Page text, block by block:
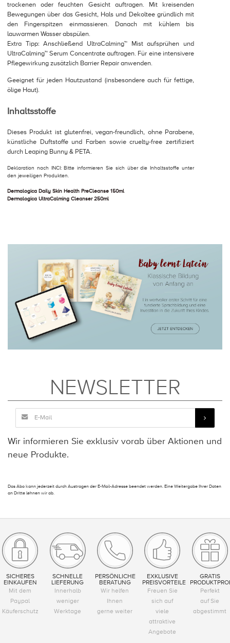
trockenen oder feuchten Gesicht auftragen. Mit kreisenden
Bewegungen über das Gesicht, Hals und Dekoltee gründlich mit
den Fingerspitzen einmassieren. Danach mit kühlem bis
lauwarmen Wasser abspülen.
Extra Tipp: Anschließend UltraCalming™ Mist aufsprühen und
UltraCalming™ Serum Concentrate auftragen. Für eine intensivere
Pflegewirkung zusätzlich Barrier Repair anwenden.
Geeignet für jeden Hautzustand (insbesondere auch für fettige,
ölige Haut).
Inhaltsstoffe
Dieses Produkt ist glutenfrei, vegan-freundlich, ohne Parabene,
künstliche Duftstoffe und Farben sowie cruelty-free zertifiziert
durch Leaping Bunny & PETA.
Deklaration nach INCI: Bitte informieren Sie sich über die Inhaltsstoffe unter
den jeweiligen Produkten.
Dermalogica Daily Skin Health PreCleanse 150ml
Dermalogica UltraCalming Cleanser 250ml
NEWSLETTER
Wir informieren Sie exklusiv vorab über Aktionen und
neue Produkte.
Das Abo kann jederzeit durch Austragen der E-Mail-Adresse beendet werden. Eine Weitergabe Ihrer Daten
an Dritte lehnen wir ab.
SICHERES
EINKAUFEN
Mit dem
Paypal
Käuferschutz
SCHNELLE
LIEFERUNG
Innerhalb
weniger
Werktage
PERSÖNLICHE
BERATUNG
Wir helfen
Ihnen
gerne weiter
EXKLUSIVE
PREISVORTEILE
Freuen Sie
sich auf
viele
attraktive
Angebote
GRATIS
Perfekt
auf Sie
abgestimmt